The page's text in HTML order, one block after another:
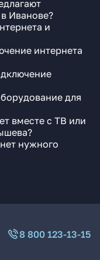
Иванове?
и
интернета
для
вместе с ТВ или
нужного
8 800 123-13-15